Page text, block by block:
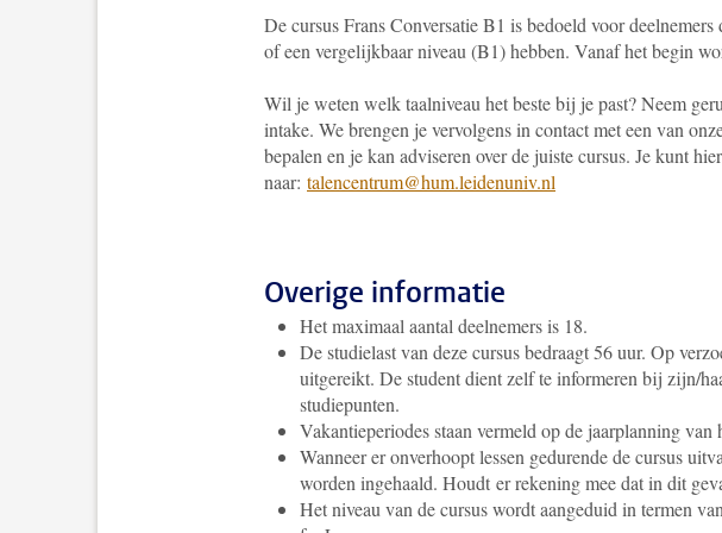
De cursus Frans Conversatie B1 is bedoeld voor
of een vergelijkbaar niveau (B1) hebben. Vanaf het begin
Wil je weten welk taalniveau het beste bij je past? Neem
intake. We brengen je vervolgens in contact met een van
bepalen en je kan adviseren over de juiste cursus. Je kunt
naar: talencentrum@hum.leidenuniv.nl
Overige informatie
Het maximaal aantal deelnemers is 18.
De studielast van deze cursus bedraagt 56 uur. Op
uitgereikt. De student dient zelf te informeren bij zijn/
studiepunten.
Vakantieperiodes staan vermeld op de jaarplanning
Wanneer er onverhoopt lessen gedurende de cursus
worden ingehaald. Houdt er rekening mee dat in dit
Het niveau van de cursus wordt aangeduid in termen